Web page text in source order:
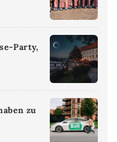
Party,
zu